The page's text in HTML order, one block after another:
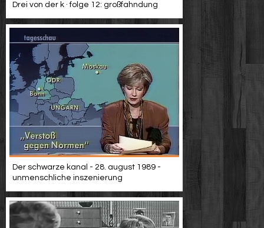
Drei von der k · folge 12: großfahndung
Der schwarze kanal - 28. august 1989 -
unmenschliche inszenierung